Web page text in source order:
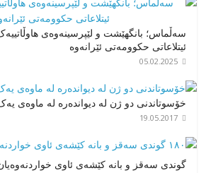
سەڵماس؛ بانگهێشت و لێپرسینەوەی
ئیتلاعاتی حکوومەتی ئێرانەوە
05.02.2025
خۆسوتاندنی دو ژن لە دیواندەرە لە ماوەی
19.05.2017
گوندی سەقز و بانە کێشەی ئاوی